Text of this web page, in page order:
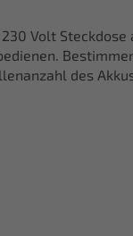
Volt
des